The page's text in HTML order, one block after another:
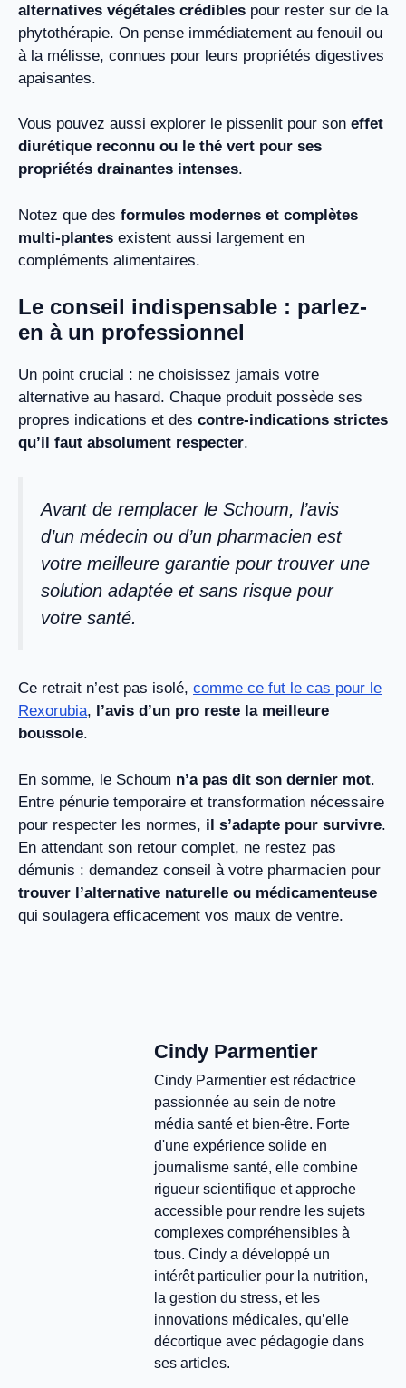
alternatives végétales crédibles pour rester sur de la
phytothérapie. On pense immédiatement au fenouil ou
à la mélisse, connues pour leurs propriétés digestives
apaisantes.
Vous pouvez aussi explorer le pissenlit pour son effet
diurétique reconnu ou le thé vert pour ses
propriétés drainantes intenses.
Notez que des formules modernes et complètes
multi-plantes existent aussi largement en
compléments alimentaires.
Le conseil indispensable : parlez-
en à un professionnel
Un point crucial : ne choisissez jamais votre
alternative au hasard. Chaque produit possède ses
propres indications et des contre-indications strictes
qu’il faut absolument respecter.
Avant de remplacer le Schoum, l’avis
d’un médecin ou d’un pharmacien est
votre meilleure garantie pour trouver une
solution adaptée et sans risque pour
votre santé.
Ce retrait n’est pas isolé, comme ce fut le cas pour le
Rexorubia,
l’avis d’un pro reste la meilleure
boussole.
En somme, le Schoum n’a pas dit son dernier mot.
Entre pénurie temporaire et transformation nécessaire
pour respecter les normes, il s’adapte pour survivre.
En attendant son retour complet, ne restez pas
démunis : demandez conseil à votre pharmacien pour
trouver l’alternative naturelle ou médicamenteuse
qui soulagera efficacement vos maux de ventre.
Cindy Parmentier
Cindy Parmentier est rédactrice
passionnée au sein de notre
média santé et bien-être. Forte
d'une expérience solide en
journalisme santé, elle combine
rigueur scientifique et approche
accessible pour rendre les sujets
complexes compréhensibles à
tous. Cindy a développé un
intérêt particulier pour la nutrition,
la gestion du stress, et les
innovations médicales, qu’elle
décortique avec pédagogie dans
ses articles.